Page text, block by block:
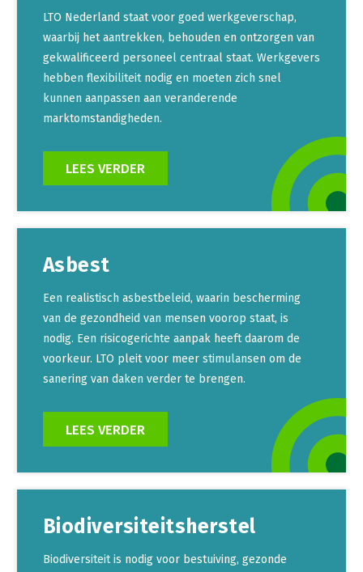
LTO Nederland staat voor goed werkgeverschap,
waarbij het aantrekken, behouden en ontzorgen van
gekwalificeerd personeel centraal staat. Werkgevers
hebben flexibiliteit nodig en moeten zich snel
kunnen aanpassen aan veranderende
marktomstandigheden.
LEES VERDER
Asbest
Een realistisch asbestbeleid, waarin bescherming
van de gezondheid van mensen voorop staat, is
nodig. Een risicogerichte aanpak heeft daarom de
voorkeur. LTO pleit voor meer stimulansen om de
sanering van daken verder te brengen.
LEES VERDER
Biodiversiteitsherstel
Biodiversiteit is nodig voor bestuiving, gezonde